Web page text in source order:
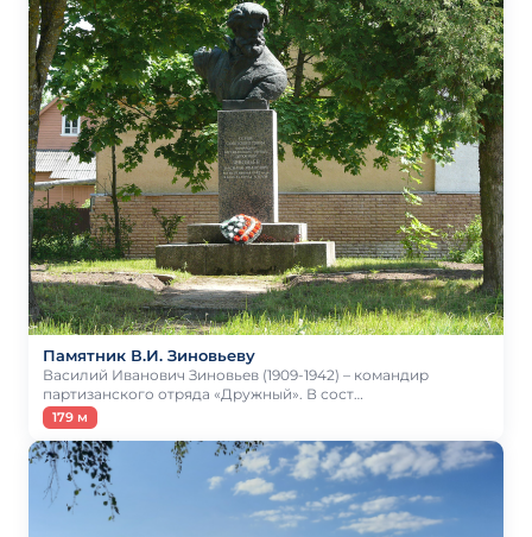
Памятник В.И. Зиновьеву
Василий Иванович Зиновьев (1909-1942) – командир
партизанского отряда «Дружный». В сост…
179 м